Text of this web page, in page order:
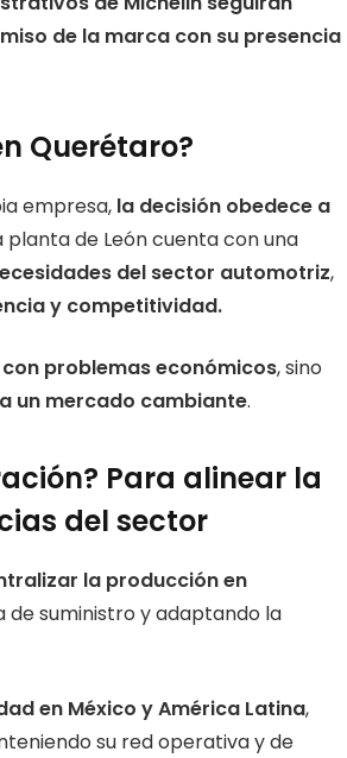
de la marca con su presencia
Querétaro?
empresa, la decisión obedece a
planta de León cuenta con una
del sector automotriz,
y competitividad.
problemas económicos, sino
un mercado cambiante.
Para alinear la
del sector
la producción en
de suministro y adaptando la
en México y América Latina,
su red operativa y de